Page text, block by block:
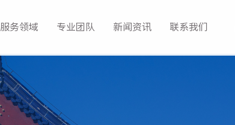
服务领域 专业团队 新闻资讯 联系我们